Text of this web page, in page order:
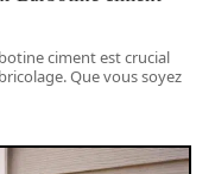
ciment est crucial
Que vous soyez